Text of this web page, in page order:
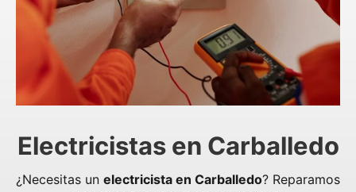
Electricistas en Carballedo
¿Necesitas un electricista en Carballedo? Reparamos